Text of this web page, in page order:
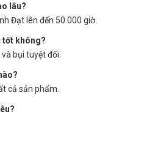
lâu?
Đạt lên đến 50.000 giờ.
tốt không?
bụi tuyệt đối.
cả sản phẩm.